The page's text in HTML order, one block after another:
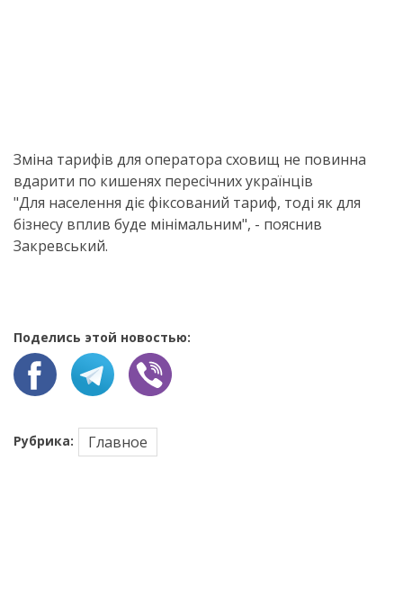
Зміна тарифів для оператора сховищ не повинна
вдарити по кишенях пересічних українців
"Для населення діє фіксований тариф, тоді як для
бізнесу вплив буде мінімальним", - пояснив
Закревський.
Поделись этой новостью:
Рубрика: Главное